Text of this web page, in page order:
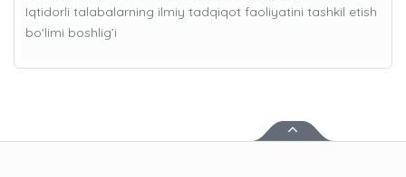
Iqtidorli talabalarning ilmiy tadqiqot faoliyatini tashkil etish
bo'limi boshlig’i